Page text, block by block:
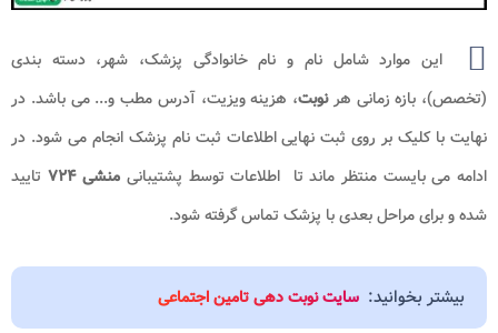
این موارد شامل نام و نام خانوادگی پزشک، شهر، دسته بندی
(تخصص)، بازه زمانی هرنوبت، هزینه ویزیت، آدرس مطب و... می باشد. در
نهایت با کلیک بر روی ثبت نهایی اطلاعات ثبت نام پزشک انجام می شود. در
ادامه می بایست منتظر ماند تا اطلاعات توسط پشتیبانی منشی ۷۲۴
تایید
شده و برای مراحل بعدی با پزشک تماس گرفته شود.
بیشتر بخوانید: سایت نوبت دهی تامین اجتماعی